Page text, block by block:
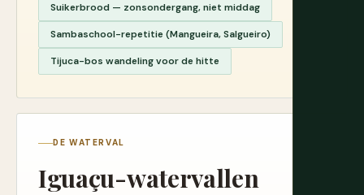
Suikerbrood — zonsondergang, niet middag
Sambaschool-repetitie (Mangueira, Salgueiro)
Tijuca-bos wandeling voor de hitte
DE WATERVAL
Iguaçu-watervallen